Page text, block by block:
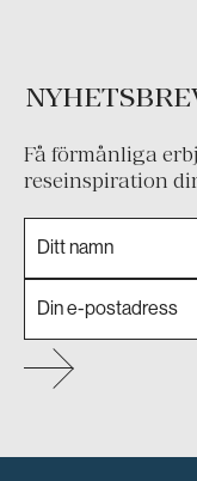
Få förmånliga
reseinspiration